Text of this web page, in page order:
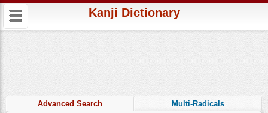
Kanji Dictionary
Advanced Search Multi-Radicals